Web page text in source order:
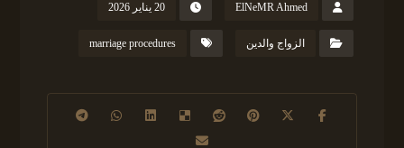
ElNeMR Ahmed 20 يناير 2026
الزواج والدين marriage procedures